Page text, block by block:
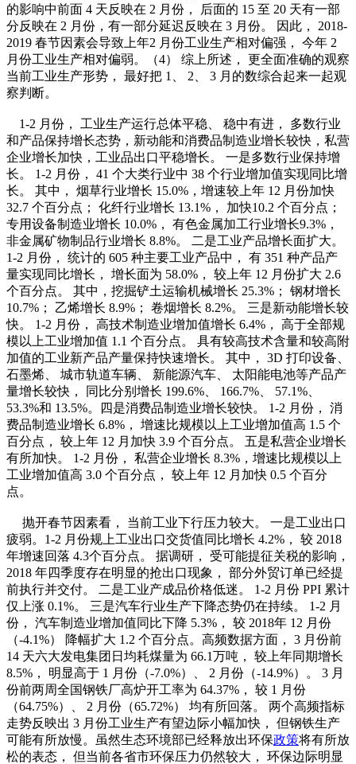
的影响中前面 4 天反映在 2 月份， 后面的 15 至 20 天有一部
分反映在 2 月份，有一部分延迟反映在 3 月份。 因此， 2018-
2019 春节因素会导致上年2 月份工业生产相对偏强， 今年 2
月份工业生产相对偏弱。（4） 综上所述， 更全面准确的观察
当前工业生产形势， 最好把 1 2 3 月的数综合起来一起观
察判断。
1-2 月份， 工业生产运行总体平稳、 稳中有进， 多数行业
和产品保持增长态势，新动能和消费品制造业增长较快，私营
企业增长加快，工业品出口平稳增长。 一是多数行业保持增
长。 1-2 月份， 41 个大类行业中 38 个行业增加值实现同比增
长。 其中， 烟草行业增长 15.0% ，增速较上年 12 月份加快
32.7 个百分点； 化纤行业增长 13.1% ， 加快10.2 个百分点；
专用设备制造业增长 10.0% ， 有色金属加工行业增长9.3% ，
非金属矿物制品行业增长 8.8%。 二是工业产品增长面扩大。
1-2 月份， 统计的 605 种主要工业产品中， 有 351 种产品产
量实现同 比增长， 增长面为 58.0% ， 较上年 12 月份扩大 2.6
个百分点。 其中，挖掘铲土运输机械增长 25.3% ； 钢材增长
10.7% ； 乙烯增长 8.9% ； 卷烟增长 8.2%。 三是新动能增长较
快。 1-2 月份， 高技术制造业增加值增长 6.4% ， 高于全部规
模以上工业增加值 1.1 个百分点。 具有较高技术含量和较高附
加值的工业新产品产量保持快速增长。 其中， 3D 打印设备、
石墨烯、 城市轨道车辆、 新能源汽车、 太阳能电池等产品产
量增长较快， 同比分别增长 199.6% 166.7% 57.1%
53.3%和 13.5%。四是消费品制造业增长较快。 1-2 月份， 消
费品制造业增长 6.8% ， 增速比规模以上工业增加值高 1.5 个
百分点， 较上年 12 月加快 3.9 个百分点。 五是私营企业增长
有所加快。 1-2 月份， 私营企业增长 8.3% ，增速比规模以上
工业增加值高 3.0 个百分点， 较上年 12 月加快 0.5 个百分
点。
抛开春节因素看， 当前工业下行压力较大。 一是工业出口
疲弱。 1-2 月份规上工业出口交货值同比增长 4.2% ， 较 2018
年增速回落 4.3个百分点。 据调研， 受可能提征关税的影响，
2018 年四季度存在明显的抢出口现象， 部分外贸订单已经提
前执行并交付。 二是工业产成品价格低迷。 1-2 月份 PPI 累计
仅上涨 0.1%。 三是汽车行业生产下降态势仍在持续。 1-2 月
份， 汽车制造业增加值同比下降 5.3% ， 较 2018年 12 月份
（-4.1%） 降幅扩大 1.2 个百分点。高频数据方面， 3 月份前
14 天六大发电集团日均耗煤量为 66.1万吨， 较上年同期增长
8.5% ， 明显高于 1 月份（-7.0%）、 2 月份（-14.9%）。 3 月
份前两周全国钢铁厂高炉开工率为 64.37% ， 较 1 月 份
（64.75%）、 2 月份（65.72%） 均有所回落。 两个高频指标
走势反映出 3 月份工业生产有望边际小幅加快， 但钢铁生产
可能有所放慢。虽然生态环境部已经释放出环保政策将有所放
松的表态， 但当前各省市环保压力仍然较大， 环保边际明显